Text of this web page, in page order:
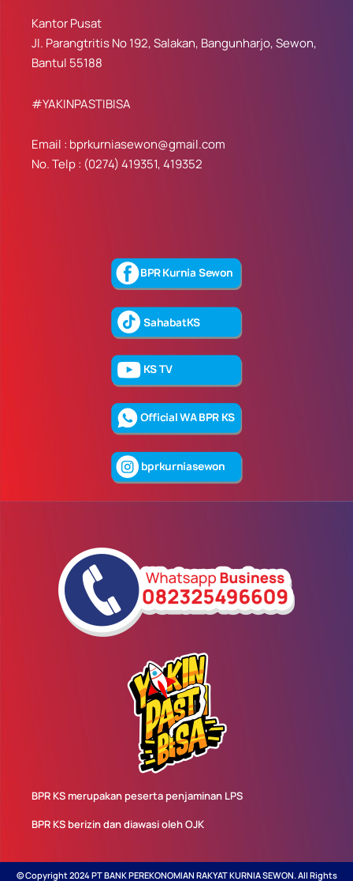
Kantor Pusat
Jl. Parangtritis No 192, Salakan, Bangunharjo, Sewon,
Bantul 55188
#YAKINPASTIBISA
Email : bprkurniasewon@gmail.com
No. Telp : (0274) 419351, 419352
BPR KS merupakan peserta penjaminan LPS
BPR KS berizin dan diawasi oleh OJK
© Copyright 2024 PT BANK PEREKONOMIAN RAKYAT KURNIA SEWON. All Rights